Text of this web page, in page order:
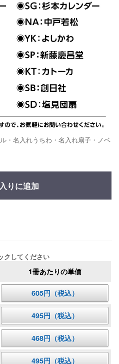
・名入れうちわ・名入れ扇子・ノベ
りに追加
クしてください
1冊あたりの単価
605円（税込）
495円（税込）
468円（税込）
495円（税込）